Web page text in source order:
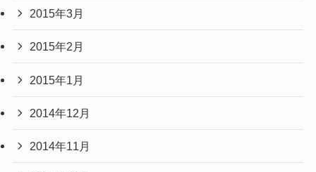
2015年3月
2015年2月
2015年1月
2014年12月
2014年11月